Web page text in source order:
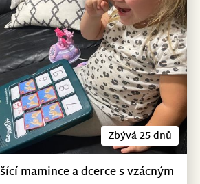
Zbývá 25 dnů
mamince a dcerce s vzácným